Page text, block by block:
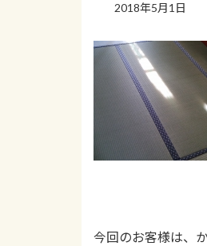
2018年5月1日
今回のお客様は、